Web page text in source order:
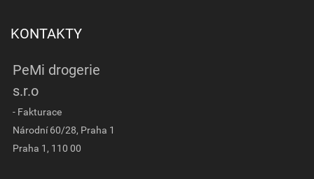
KONTAKTY
PeMi drogerie
s.r.o
- Fakturace
Národní 60/28, Praha 1
Praha 1, 110 00